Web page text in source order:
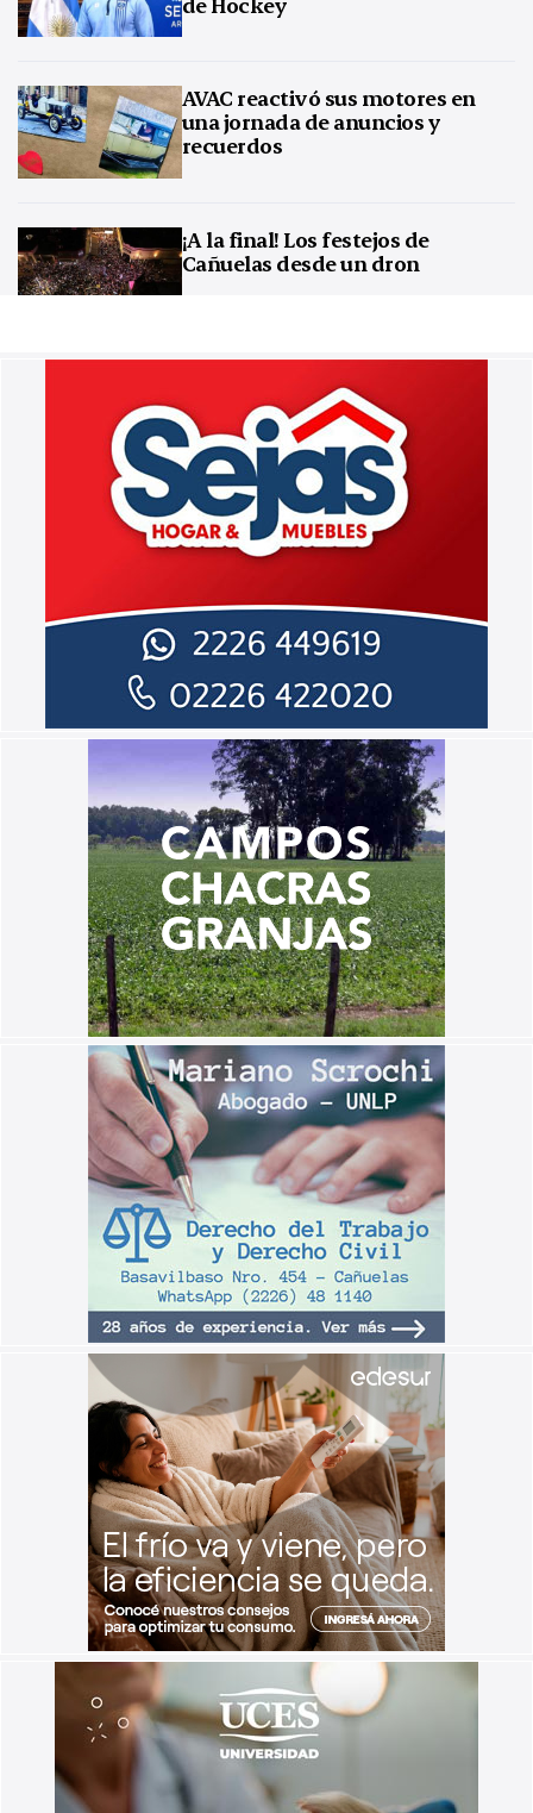
AVAC reactivó sus motores en
una jornada de anuncios y
recuerdos
¡A la final! Los festejos de
Cañuelas desde un dron